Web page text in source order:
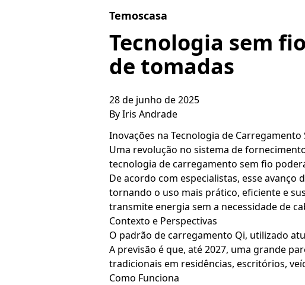
Temoscasa
Tecnologia sem
de tomadas
28 de junho de 2025
ByIris Andrade
Inovações na Tecnologia de
Uma revolução no sistema de
tecnologia de carregamento sem fio
De acordo com especialistas, esse
tornando o uso mais prático, eficiente e
transmite energia sem a necessidade de
Contexto e Perspectivas
O padrão de carregamento Qi, utilizado
A previsão é que, até 2027, uma grande
tradicionais em residências, escritórios,
Como Funciona